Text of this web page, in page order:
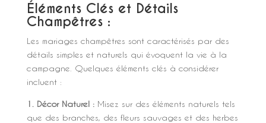
Éléments Clés et Détails
Champêtres :
Les mariages champêtres sont caractérisés par des
détails simples et naturels qui évoquent la vie à la
campagne. Quelques éléments clés à considérer
incluent :
1. Décor Naturel :Misez sur des éléments naturels tels
que des branches, des fleurs sauvages et des herbes